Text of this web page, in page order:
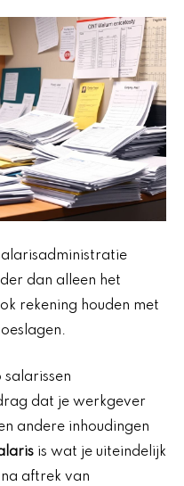
dan alleen het
rekening houden met
salarissen
dat je werkgever
andere inhoudingen
is wat je uiteindelijk
aftrek van